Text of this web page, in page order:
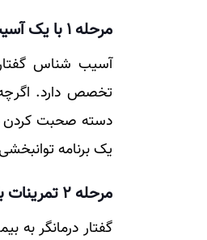
مرحله 1 با یک آسیب شناس گفتار و زبان کار کنید
آسیب شناس
تخصص دارد.
دسته صحبت کردن
یک برنامه
مرحله 2 تمرینات بلع را انجام دهید
گفتار درمانگر به